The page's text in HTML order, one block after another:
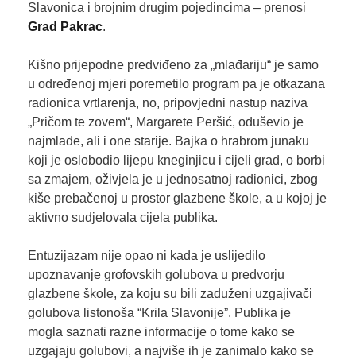
Slavonica i brojnim drugim pojedincima – prenosi
Grad Pakrac.
Kišno prijepodne predviđeno za „mlađariju“ je samo
u određenoj mjeri poremetilo program pa je otkazana
radionica vrtlarenja, no, pripovjedni nastup naziva
„Pričom te zovem“, Margarete Peršić, oduševio je
najmlađe, ali i one starije. Bajka o hrabrom junaku
koji je oslobodio lijepu kneginjicu i cijeli grad, o borbi
sa zmajem, oživjela je u jednosatnoj radionici, zbog
kiše prebačenoj u prostor glazbene škole, a u kojoj je
aktivno sudjelovala cijela publika.
Entuzijazam nije opao ni kada je uslijedilo
upoznavanje grofovskih golubova u predvorju
glazbene škole, za koju su bili zaduženi uzgajivači
golubova listonoša “Krila Slavonije”. Publika je
mogla saznati razne informacije o tome kako se
uzgajaju golubovi, a najviše ih je zanimalo kako se